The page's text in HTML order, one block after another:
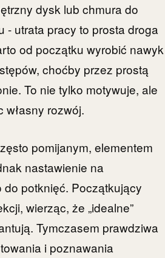
dysk lub chmura do
- utrata pracy to prosta droga
od początku wyrobić nawyk
choćby przez prostą
To nie tylko motywuje, ale
rozwój.
pomijanym, elementem
nastawienie na
potknięć. Początkujący
wierząc, że „idealne”
Tymczasem prawdziwa
i poznawania